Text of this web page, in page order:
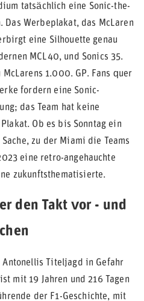
tatsächlich eine Sonic-the-
Das Werbeplakat, das McLaren
eine Silhouette genau
MCL40, und Sonics 35.
1.000. GP. Fans quer
fordern eine Sonic-
das Team hat keine
Ob es bis Sonntag ein
zu der Miami die Teams
eine retro-angehauchte
zukunftsthematisierte.
den Takt vor - und
Titeljagd in Gefahr
mit 19 Jahren und 216 Tagen
der F1-Geschichte, mit